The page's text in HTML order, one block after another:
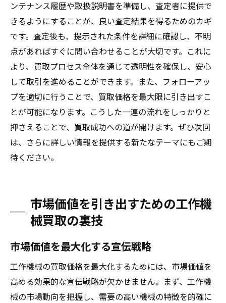
ンテナンス履歴や取扱説明書を準備し、査定者に提供で
きるようにすることが、良い査定結果を得るためのカギ
です。査定後も、提示された条件を詳細に確認し、不明
点があればすぐに問い合わせることが大切です。これに
より、買取プロセス全体を通じて透明性を確保し、安心
して取引を進めることができます。また、フォローアッ
プを適切に行うことで、買取価格を最大限に引き出すこ
とが可能になります。こうした一連の流れをしっかりと
押さえることで、買取成功への道が開けます。ぜひ次回
は、さらに詳しい情報を提供する新たなテーマにもご期
待ください。
市場価値を引き出すための工作機
械買取の裏技
市場価値を最大化する宣伝戦略
工作機械の買取価格を最大化するためには、市場価値を
高める効果的な宣伝戦略が欠かせません。まず、工作機
械の市場動向を把握し、需要の高い機械の特徴を的確に